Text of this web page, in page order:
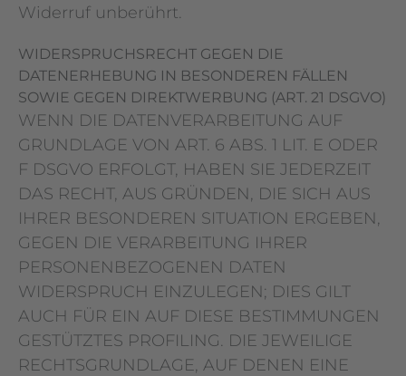
Widerruf unberührt.
WIDERSPRUCHSRECHT GEGEN DIE
DATENERHEBUNG IN BESONDEREN FÄLLEN
SOWIE GEGEN DIREKTWERBUNG (ART. 21 DSGVO)
WENN DIE DATENVERARBEITUNG AUF
GRUNDLAGE VON ART. 6 ABS. 1 LIT. E ODER
F DSGVO ERFOLGT, HABEN SIE JEDERZEIT
DAS RECHT, AUS GRÜNDEN, DIE SICH AUS
IHRER BESONDEREN SITUATION ERGEBEN,
GEGEN DIE VERARBEITUNG IHRER
PERSONENBEZOGENEN DATEN
WIDERSPRUCH EINZULEGEN; DIES GILT
AUCH FÜR EIN AUF DIESE BESTIMMUNGEN
GESTÜTZTES PROFILING. DIE JEWEILIGE
RECHTSGRUNDLAGE, AUF DENEN EINE